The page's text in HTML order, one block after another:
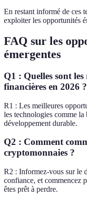
En restant informé de ces
exploiter les opportunités
FAQ sur les
émergentes
Q1 : Quelles sont
financières en 2026 ?
R1 : Les meilleures
les technologies comme la
développement durable.
Q2 : Comment
cryptomonnaies ?
R2 : Informez-vous sur le
confiance, et commencez
êtes prêt à perdre.